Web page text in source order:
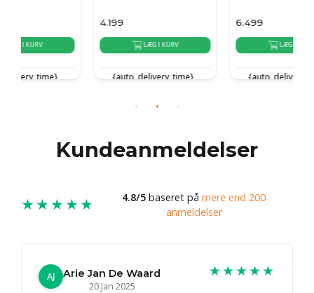
LÆG I KURV
{auto_delivery_time}
LÆG I KURV
{auto_delivery_time}
Kundeanmeldelser
★★★★★ 4.8/5 baseret på mere end 200
anmeldelser
AJ
Arie Jan De Waard
20 Jan 2025
★★★★★